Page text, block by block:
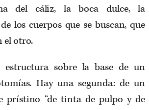
del cáliz, la boca dulce, la
los cuerpos que se buscan, que
el otro.
estructura sobre la base de un
Hay una segunda: de un
prístino “de tinta de pulpo y de